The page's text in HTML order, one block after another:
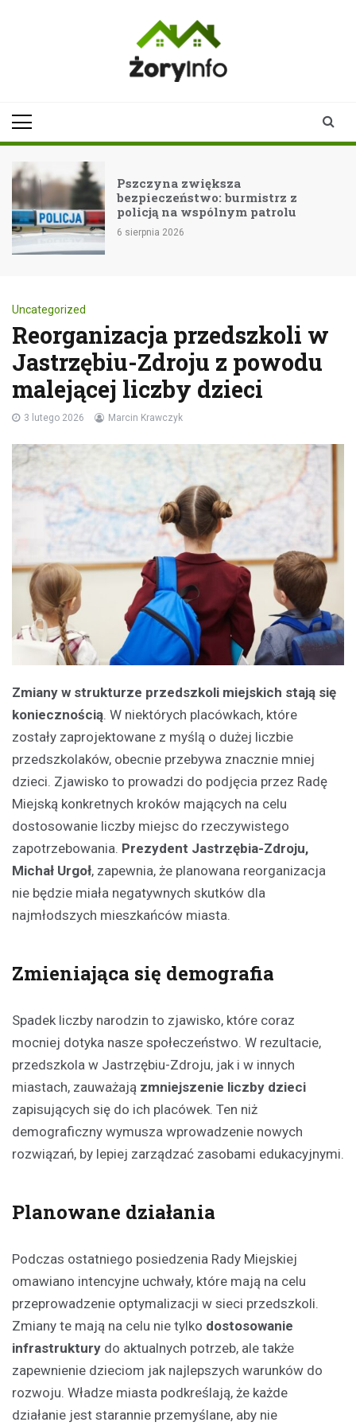
Pszczyna zwiększa
bezpieczeństwo: burmistrz z
policją na wspólnym patrolu
6 sierpnia 2026
Uncategorized
Reorganizacja przedszkoli w
Jastrzębiu-Zdroju z powodu
malejącej liczby dzieci
3 lutego 2026 Marcin Krawczyk
Zmiany w strukturze przedszkoli miejskich stają się
koniecznością. W niektórych placówkach, które
zostały zaprojektowane z myślą o dużej liczbie
przedszkolaków, obecnie przebywa znacznie mniej
dzieci. Zjawisko to prowadzi do podjęcia przez Radę
Miejską konkretnych kroków mających na celu
dostosowanie liczby miejsc do rzeczywistego
zapotrzebowania. Prezydent Jastrzębia-Zdroju,
Michał Urgoł, zapewnia, że planowana reorganizacja
nie będzie miała negatywnych skutków dla
najmłodszych mieszkańców miasta.
Zmieniająca się demografia
Spadek liczby narodzin to zjawisko, które coraz
mocniej dotyka nasze społeczeństwo. W rezultacie,
przedszkola w Jastrzębiu-Zdroju, jak i w innych
miastach, zauważają zmniejszenie liczby dzieci
zapisujących się do ich placówek. Ten niż
demograficzny wymusza wprowadzenie nowych
rozwiązań, by lepiej zarządzać zasobami edukacyjnymi.
Planowane działania
Podczas ostatniego posiedzenia Rady Miejskiej
omawiano intencyjne uchwały, które mają na celu
przeprowadzenie optymalizacji w sieci przedszkoli.
Zmiany te mają na celu nie tylko dostosowanie
infrastruktury do aktualnych potrzeb, ale także
zapewnienie dzieciom jak najlepszych warunków do
rozwoju. Władze miasta podkreślają, że każde
działanie jest starannie przemyślane, aby nie